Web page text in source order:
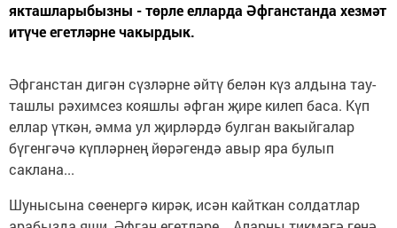
якташларыбызны - төрле елларда Әфганстанда хезмәт
итүче егетләрне чакырдык.
Әфганстан дигән сүзләрне әйтү белән күз алдына тау-
ташлы рәхимсез кояшлы әфган җире килеп баса. Күп
еллар үткән, әмма ул җирләрдә булган вакыйгалар
бүгенгәчә күпләрнең йөрәгендә авыр яра булып
саклана...
Шунысына сөенергә кирәк, исән кайткан солдатлар